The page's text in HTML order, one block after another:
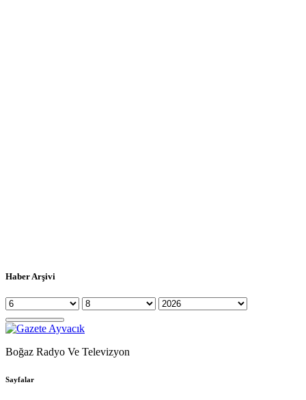
Haber Arşivi
Boğaz Radyo Ve Televizyon
Sayfalar